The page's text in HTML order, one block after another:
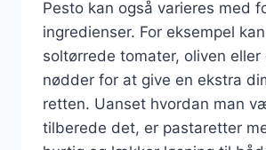
Pesto kan også varieres med
ingredienser. For eksempel
soltørrede tomater, oliven eller
nødder for at give en ekstra
retten. Uanset hvordan man
tilberede det, er pastaretter